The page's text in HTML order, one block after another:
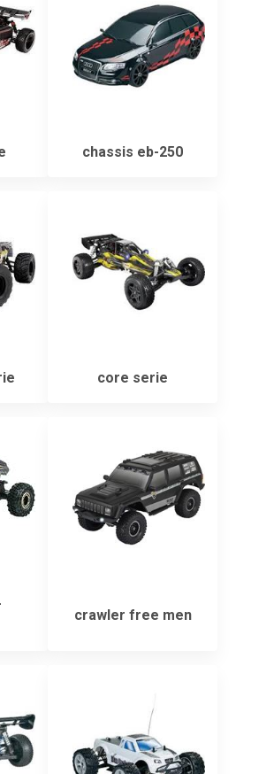
chassis eb-250
core serie
crawler free men